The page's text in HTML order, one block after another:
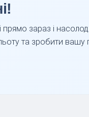
прямо зараз і
та зробити